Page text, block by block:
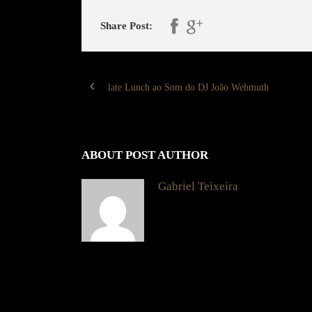
Share Post:
late Lunch ao Som do DJ João Wehmuth
ABOUT POST AUTHOR
Gabriel Teixeira